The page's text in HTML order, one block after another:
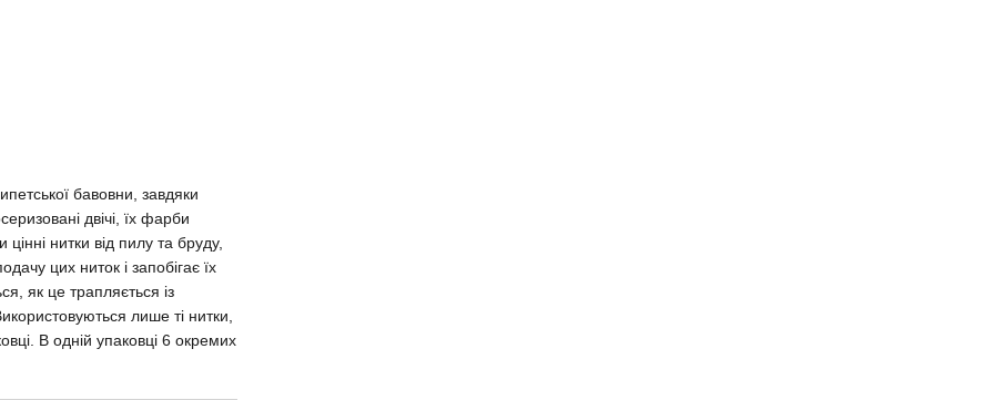
бавовни, завдяки
двічі, їх фарби
нитки від пилу та бруду,
цих ниток і запобігає їх
як це трапляється із
лише ті нитки,
В одній упаковці 6 окремих